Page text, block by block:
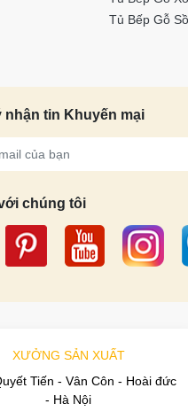
Tủ Bếp Gỗ
nhận tin Khuyến mại
chúng tôi
XƯỞNG SẢN XUẤT
Tiến - Vân Côn - Hoài đức
- Hà Nội